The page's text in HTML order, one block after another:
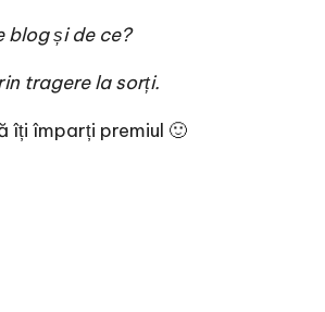
și de ce?
tragere la sorți.
îți împarți premiul 🙂